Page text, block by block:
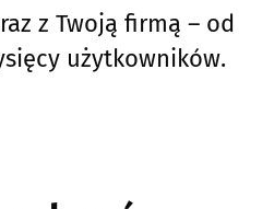
z Twoją firmą – od
użytkowników.